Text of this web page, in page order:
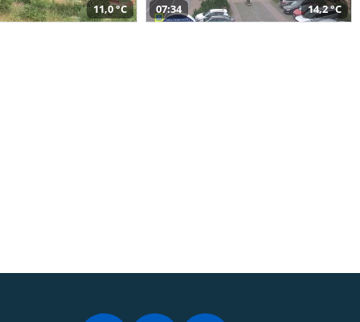
11,0 °C 07:34 14,2 °C